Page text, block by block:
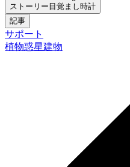
ストーリー目覚まし時計
記事
サポート
植物惑星建物